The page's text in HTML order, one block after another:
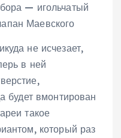
— игольчатый
Маевского
не исчезает,
в ней
будет вмонтирован
такое
который раз